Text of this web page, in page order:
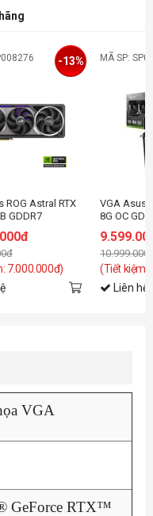
ROG Astral RTX
GDDR7
7.000.000đ)
-13% MÃ SP:
VGA Asus
8G OC
(Tiết kiệm:
Liên hệ
VGA
GeForce RTX™